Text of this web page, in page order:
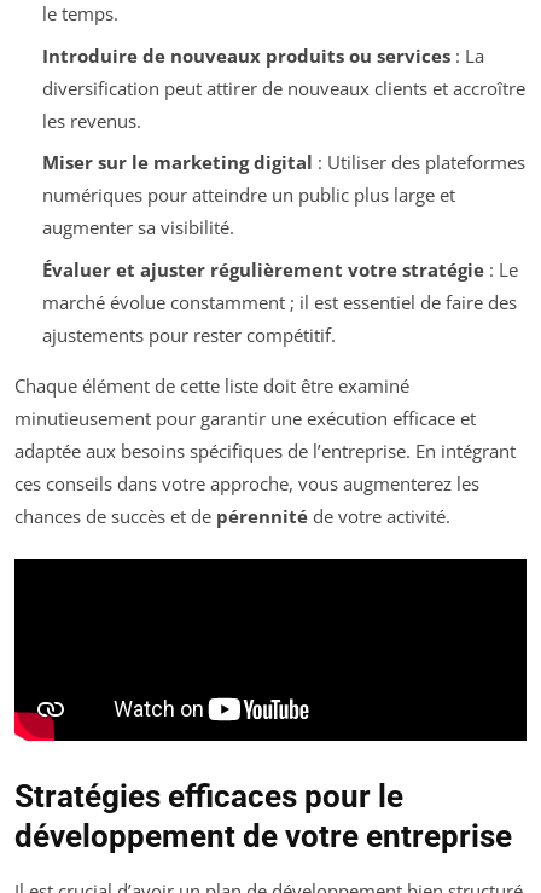
le temps.
Introduire de nouveaux produits ou services: La
diversification peut attirer de nouveaux clients et accroître
les revenus.
Miser sur le marketing digital : Utiliser des plateformes
numériques pour atteindre un public plus large et
augmenter sa visibilité.
Évaluer et ajuster régulièrement votre stratégie: Le
marché évolue constamment ; il est essentiel de faire des
ajustements pour rester compétitif.
Chaque élément de cette liste doit être examiné
minutieusement pour garantir une exécution efficace et
adaptée aux besoins spécifiques de l’entreprise. En intégrant
ces conseils dans votre approche, vous augmenterez les
chances de succès et de pérennité de votre activité.
Stratégies efficaces pour le
développement de votre entreprise